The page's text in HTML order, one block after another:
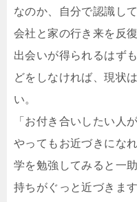
なのか、自分で認識し
会社と家の行き来を反
出会いが得られるはず
どをしなければ、現状
い。
「お付き合いしたい人
やってもお近づきにな
学を勉強してみると一
持ちがぐっと近づきます